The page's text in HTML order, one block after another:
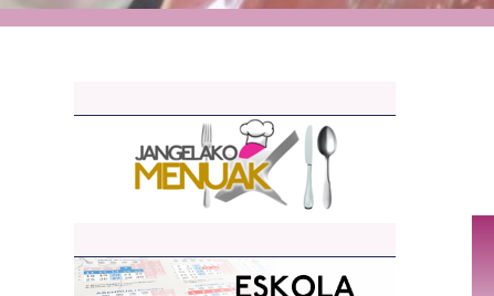
HH ARBES DOKUMENTUAK